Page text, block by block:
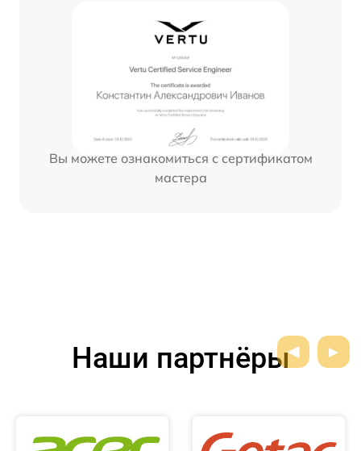
Вы можете ознакомиться с сертификатом
мастера
Наши партнёры